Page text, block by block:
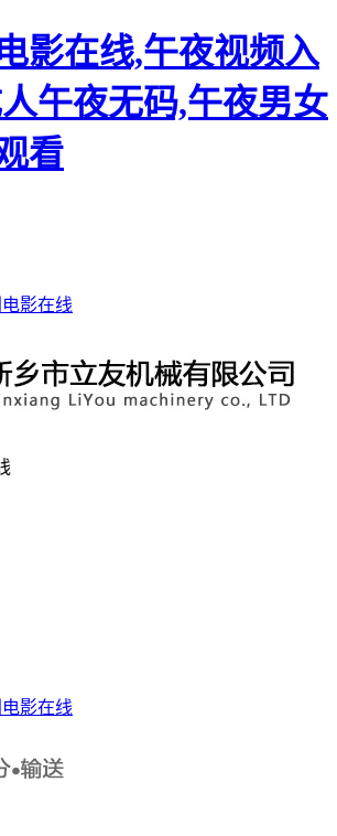
影在线,午夜视频入
午夜无码,午夜男女
看
影在线
影在线